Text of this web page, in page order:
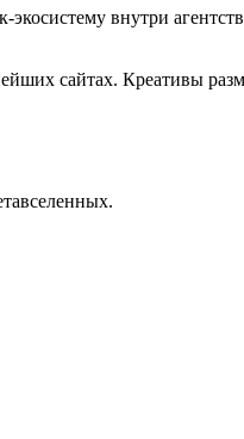
внутри
сайтах. Креативы